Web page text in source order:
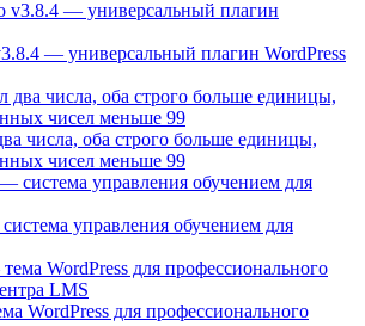
— универсальный плагин WordPress
числа, оба строго больше единицы,
чисел меньше 99
управления обучением для
WordPress для профессионального